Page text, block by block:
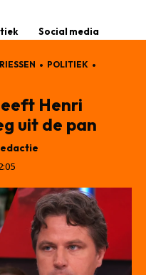
Social media
POLITIEK
Henri
uit de pan